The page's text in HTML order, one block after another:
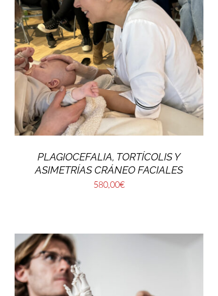
PLAGIOCEFALIA, TORTÍCOLIS Y
ASIMETRÍAS CRÁNEO FACIALES
580,00€